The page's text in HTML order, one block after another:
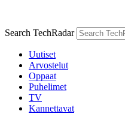
Search TechRadar
Uutiset
Arvostelut
Oppaat
Puhelimet
TV
Kannettavat